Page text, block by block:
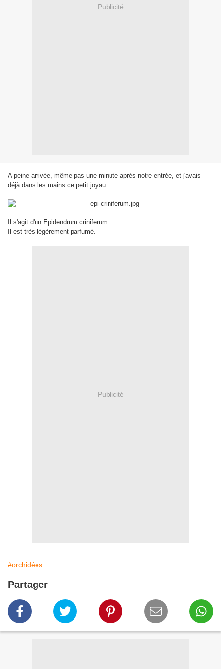
Publicité
A peine arrivée, même pas une minute après notre entrée, et j'avais
déjà dans les mains ce petit joyau.
Il s'agit d'un Epidendrum criniferum.
Il est très légèrement parfumé.
Publicité
#orchidées
Partager